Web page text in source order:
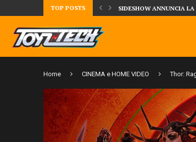
TOP POSTS
DELLA CRRATURA DELLA LAGUNA...DAL MONDO DEGLI X-
Home CINEMA e HOME VIDEO Thor: